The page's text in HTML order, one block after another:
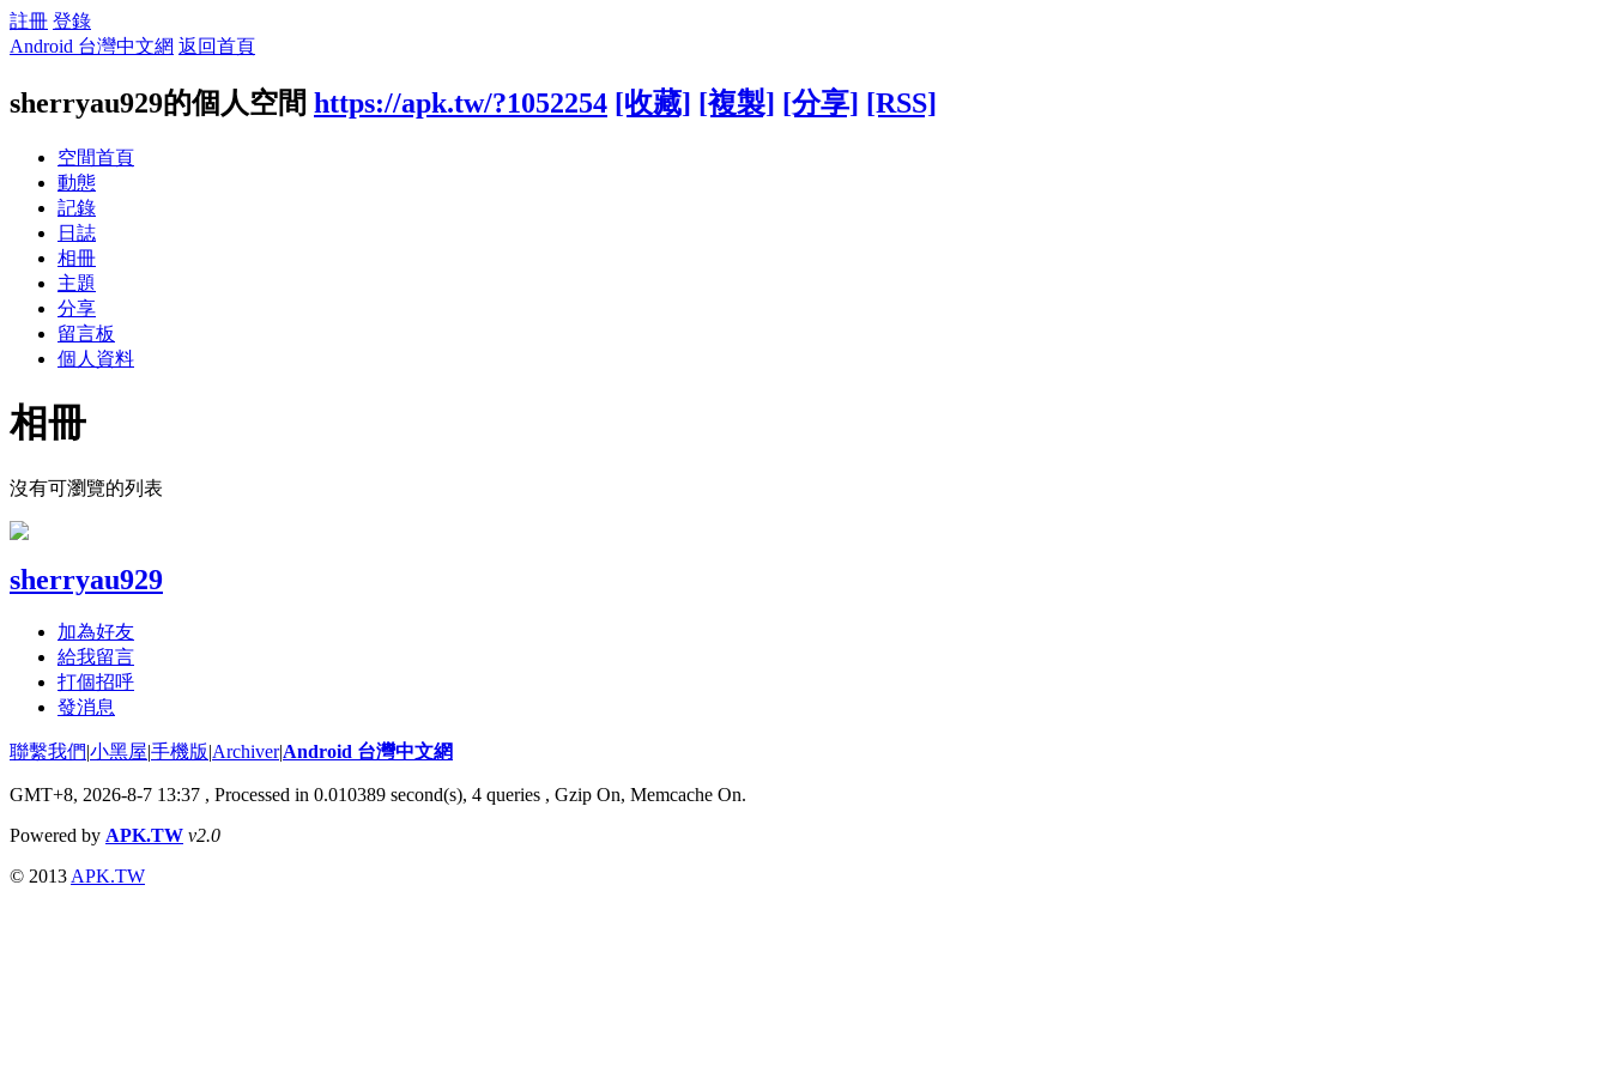
註冊 登錄
Android 台灣中文網 返回首頁
sherryau929的個人空間 https://apk.tw/?1052254 [收藏] [複製] [分享] [RSS]
空間首頁
動態
記錄
日誌
相冊
主題
分享
留言板
個人資料
相冊
沒有可瀏覽的列表
sherryau929
加為好友
給我留言
打個招呼
發消息
聯繫我們|小黑屋|手機版|Archiver|Android 台灣中文網
GMT+8, 2026-8-7 13:37 , Processed in 0.010389 second(s), 4 queries , Gzip On, Memcache On.
Powered by APK.TW v2.0
© 2013 APK.TW